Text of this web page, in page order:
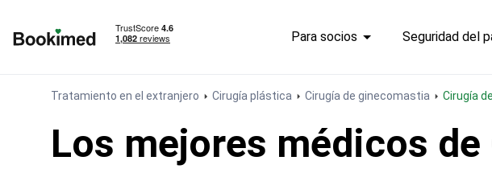
Para socios Seguridad del
Tratamiento en el extranjero Cirugía plástica Cirugía de ginecomastia Cirugía
Los mejores médicos